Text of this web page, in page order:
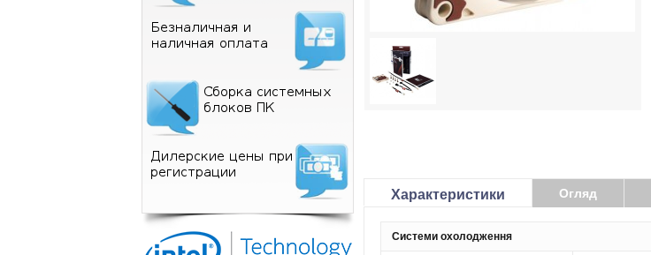
Характеристики Огляд
Системи охолодження